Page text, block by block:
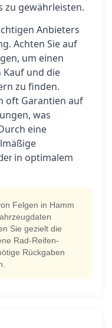
zu gewährleisten.
Anbieters
Achten Sie auf
um einen
und die
zu finden.
oft Garantien auf
was
eine
in optimalem
Felgen in Hamm
Sie gezielt die
Rad-Reifen-
Rückgaben